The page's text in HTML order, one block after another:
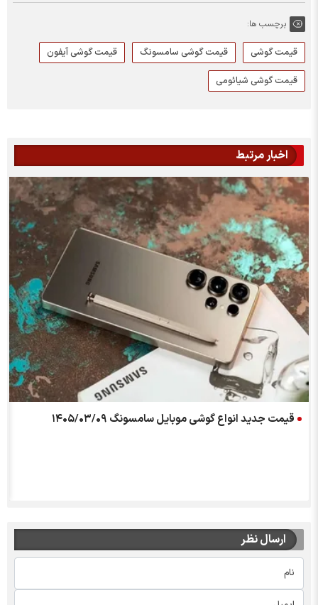
برچسب ها:
قیمت گوشی قیمت گوشی سامسونگ
قیمت گوشی آیفون
قیمت گوشی شیائومی
اخبار مرتبط
قیمت جدید انواع گوشی موبایل سامسونگ ۱۴۰۵/۰۳/۰۹
ارسال نظر